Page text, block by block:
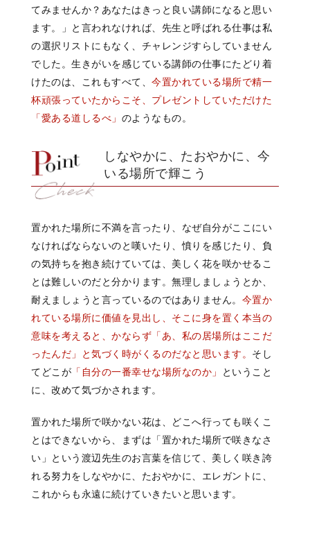
てみませんか？あなたはきっと良い講師になると思い
ます。」と言われなければ、先生と呼ばれる仕事は私
の選択リストにもなく、チャレンジすらしていません
でした。 生きがいを感じている講師の仕事にたどり着
けたのは、これもすべて、 今置かれている場所で精一
杯頑張っていたからこそ、プレゼントしていただけた
「愛ある道しるべ」 のようなもの。
しなやかに、たおやかに、今
いる場所で輝こう
置かれた場所に不満を言ったり、なぜ自分がここにい
なければならないのと嘆いたり、憤りを感じたり、負
の気持ちを抱き続けていては、美しく花を咲かせるこ
とは難しいのだと分かります。無理しましょうとか、
耐えましょうと言っているのではありません。 今置か
れている場所に価値を見出し、そこに身を置く本当の
意味を考えると、かならず「あ、私の居場所はここだ
ったんだ」と気づく時がくるのだなと思います。 そし
てどこが 「自分の一番幸せな場所なのか」
ということ
に、改めて気づかさ れます。
置かれた場所で咲かない花は、どこへ行っても咲くこ
とはできないから、まずは「置かれた場所で咲きなさ
い」という渡辺先生のお言葉を信じて、美しく咲き誇
れる努力をしなやかに、たおやかに、エレガントに、
これからも永遠に続けていきたいと思います。